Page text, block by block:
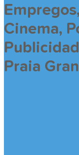
Cinema,
Praia